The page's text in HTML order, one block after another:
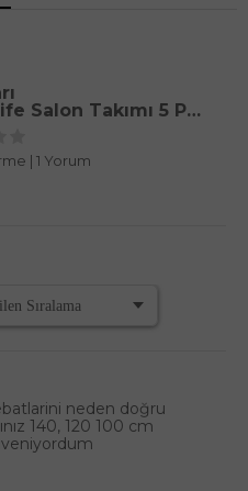
Nema Kadife Salon Takımı 5 Parça
| 1 Yorum
neden doğru
140, 120 100 cm